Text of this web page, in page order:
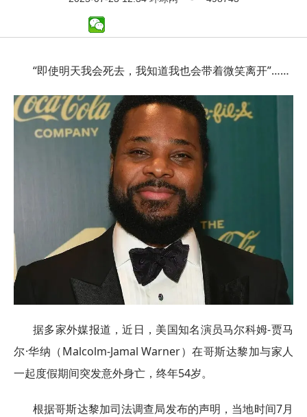
“即使明天我会死去，我知道我也会带着微笑离开”……
据多家外媒报道，近日，美国知名演员马尔科姆-贾马
尔·华纳（Malcolm-Jamal Warner）在哥斯达黎加与家人
一起度假期间突发意外身亡，终年54岁。
根据哥斯达黎加司法调查局发布的声明，当地时间7月